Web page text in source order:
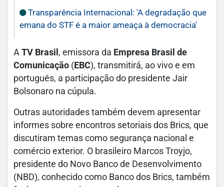
Transparência Internacional: 'A degradação que
emana do STF é a maior ameaça à democracia'
A TV Brasil , emissora da Empresa Brasil de
Comunicação (EBC), transmitirá, ao vivo e em
português, a participação do presidente Jair
Bolsonaro na cúpula.
Outras autoridades também devem apresentar
informes sobre encontros setoriais dos Brics, que
discutiram temas como segurança nacional e
comércio exterior. O brasileiro Marcos Troyjo,
presidente do Novo Banco de Desenvolvimento
(NBD), conhecido como Banco dos Brics, também